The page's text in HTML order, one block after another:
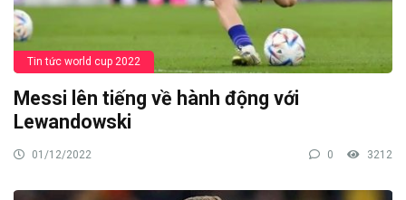
Tin tức world cup 2022
Messi lên tiếng về hành động với
Lewandowski
01/12/2022 0 3212